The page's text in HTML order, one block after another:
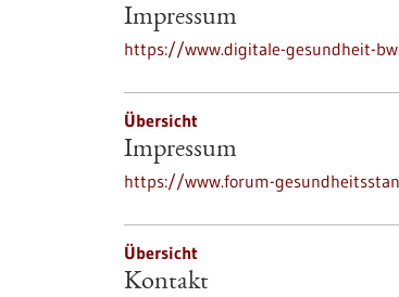
Impressum
https://www.digitale-gesundheit-
Übersicht
Impressum
https://www.forum-
Übersicht
Kontakt